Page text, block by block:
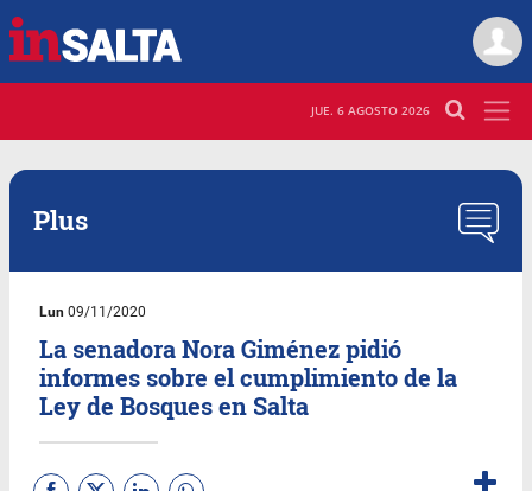
JUE. 6 AGOSTO 2026
Plus
Lun 09/11/2020
La senadora Nora Giménez pidió
informes sobre el cumplimiento de la
Ley de Bosques en Salta